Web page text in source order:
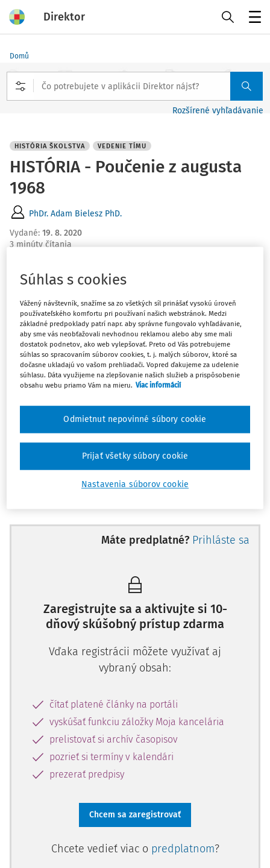
Direktor
Domů
Rozšírené vyhľadávanie
HISTÓRIA ŠKOLSTVA VEDENIE TÍMU
HISTÓRIA - Poučenie z augusta
1968
PhDr. Adam Bielesz PhD.
Vydané: 19. 8. 2020
3 minúty čítania
územie v rámci tzv. operácie Dunaj. Mali skoncovať
s procesom známym aj ako Pražská jar. Vráťme sa však na
začiatok roku 1968. Zasadnutia Ústredného výboru
Komunistickej strany Československa (ďalej len
KSČ“)z prelomu rokov 1967 a 1968 zlomili väzy
vtedajšiemu prvému tajomníkovi ÚV KSČ, prezidentovi
Antonínovi Novotnému. Vo funkcii ho nahradil
SlovákAlexander Dubček.
Zmena v straníckom vedení v priebehu krátkeho času
priniesla aj konkrétne zmeny v spoločnosti. Začalo sa
hovoriť o potrebe väčšejdemokratizácie strany
Politickú kariéru prezidentovi Antonínovi
Generál Ján Šejna bol najvyšším predstaviteľom stran
Máte predplatné? Prihláste sa
Zaregistrujte sa a aktivujte si 10-
dňový skúšobný prístup zdarma
Vďaka registrácii môžete využívať aj
vybraný obsah:
čítať platené články na portáli
vyskúšať funkciu záložky Moja kancelária
prelistovať si archív časopisov
pozrieť si termíny v kalendári
prezerať predpisy
Chcem sa zaregistrovať
Chcete vedieť viac o predplatnom?
Súhlas s cookies
Vážený návštevník, snažíme sa zo všetkých síl prinášať vysokú úroveň
používateľského komfortu pri používaní našich webstránok. Medzi
základné predpoklady patrí napr. aby správne fungovalo vyhľadávanie,
aby sme vás neobťažovali nevhodnou reklamou alebo aby sme mali
dostatok podnetov, ako web vylepšovať. Preto od Vás potrebujeme
súhlas so spracovaním súborov cookies, t. j. malých súborov, ktoré sa
dočasne ukladajú vo vašom prehliadači. Vopred ďakujeme za udelenie
súhlasu. Dáta využijeme na zlepšovanie našich služieb a prispôsobenie
obsahu webu priamo Vám na mieru. Viac informácií
Nastavenia súborov cookie
Odmietnut nepovinné súbory cookie
Prijať všetky súbory cookie